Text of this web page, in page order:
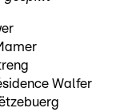
Walfer